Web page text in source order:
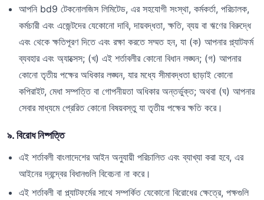
আপনি bd9 টেকনোলজিস লিমিটেড, এর সহযোগী সংস্থা, কর্মকর্তা, পরিচালক,
কর্মচারী এবং এজেন্টদের যেকোনো দাবি, দায়বদ্ধতা, ক্ষতি, ব্যয় বা ঋণের বিরুদ্ধে
এবং থেকে ক্ষতিপূরণ দিতে এবং রক্ষা করতে সম্মত হন, যা (ক) আপনার প্ল্যাটফর্ম
ব্যবহার এবং অ্যাক্সেস; (খ) এই শর্তাবলীর কোনো বিধান লঙ্ঘন; (গ) আপনার
কোনো তৃতীয় পক্ষের অধিকার লঙ্ঘন, যার মধ্যে সীমাবদ্ধতা ছাড়াই কোনো
কপিরাইট, মেধা সম্পত্তি বা গোপনীয়তা অধিকার অন্তর্ভুক্ত; অথবা (ঘ) আপনার
সেবার মাধ্যমে প্রেরিত কোনো বিষয়বস্তু যা তৃতীয় পক্ষের ক্ষতি করে।
৯. বিরোধ নিষ্পত্তি
এই শর্তাবলী বাংলাদেশের আইন অনুযায়ী পরিচালিত এবং ব্যাখ্যা করা হবে, এর
আইনের দ্বন্দ্বের বিধানগুলি বিবেচনা না করে।
এই শর্তাবলী বা প্ল্যাটফর্মের সাথে সম্পর্কিত যেকোনো বিরোধের ক্ষেত্রে, পক্ষগুলি